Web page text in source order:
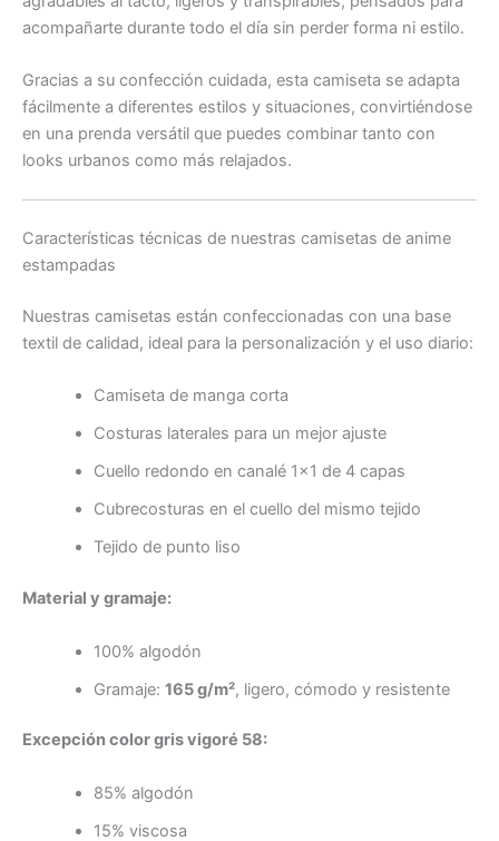
acompañarte durante todo el día sin perder forma ni estilo.
Gracias a su confección cuidada, esta camiseta se adapta
fácilmente a diferentes estilos y situaciones, convirtiéndose
en una prenda versátil que puedes combinar tanto con
looks urbanos como más relajados.
Características técnicas de nuestras camisetas de anime
estampadas
Nuestras camisetas están confeccionadas con una base
textil de calidad, ideal para la personalización y el uso diario:
Camiseta de manga corta
Costuras laterales para un mejor ajuste
Cuello redondo en canalé 1×1 de 4 capas
Cubrecosturas en el cuello del mismo tejido
Tejido de punto liso
Material y gramaje:
100% algodón
Gramaje: 165 g/m², ligero, cómodo y resistente
Excepción color gris vigoré 58:
85% algodón
15% viscosa